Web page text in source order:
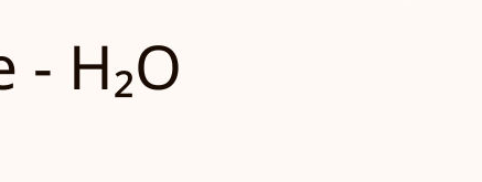
- H₂O